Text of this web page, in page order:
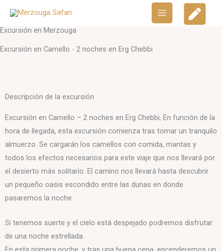
content
Main
Menu
Excursión en Merzouga
Excursión en Camello - 2 noches en Erg Chebbi
Descripción de la excursión
Excursión en Camello – 2 noches en Erg Chebbi, En función de la
hora de llegada, esta excursión comienza tras tomar un tranquilo
almuerzo. Se cargarán los camellos con comida, mantas y
todos los efectos necesarios para este viaje que nos llevará por
el desierto más solitario. El camino nos llevará hasta descubrir
un pequeño oasis escondido entre las dunas en donde
pasaremos la noche.
Si tenemos suerte y el cielo está despejado podremos disfrutar
de una noche estrellada.